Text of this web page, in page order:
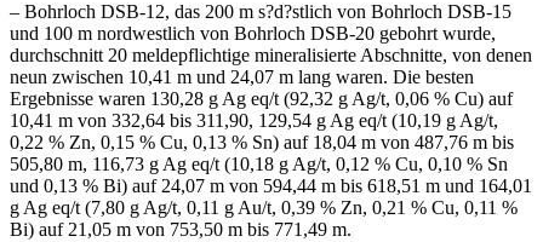
– Bohrloch DSB-12, das 200 m s?d?stlich von Bohrloch DSB-15
und 100 m nordwestlich von Bohrloch DSB-20 gebohrt wurde,
durchschnitt 20 meldepflichtige mineralisierte Abschnitte, von denen
neun zwischen 10,41 m und 24,07 m lang waren. Die besten
Ergebnisse waren 130,28 g Ag eq/t (92,32 g Ag/t, 0,06 % Cu) auf
10,41 m von 332,64 bis 311,90, 129,54 g Ag eq/t (10,19 g Ag/t,
0,22 % Zn, 0,15 % Cu, 0,13 % Sn) auf 18,04 m von 487,76 m bis
505,80 m, 116,73 g Ag eq/t (10,18 g Ag/t, 0,12 % Cu, 0,10 % Sn
und 0,13 % Bi) auf 24,07 m von 594,44 m bis 618,51 m und 164,01
g Ag eq/t (7,80 g Ag/t, 0,11 g Au/t, 0,39 % Zn, 0,21 % Cu, 0,11 %
Bi) auf 21,05 m von 753,50 m bis 771,49 m.